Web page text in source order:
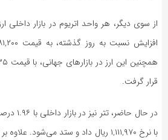
قرار گرفت.
در حال
با نرخ ۱,۱۱۱,۹۷۰ ریال داد و ستد می‌شود.